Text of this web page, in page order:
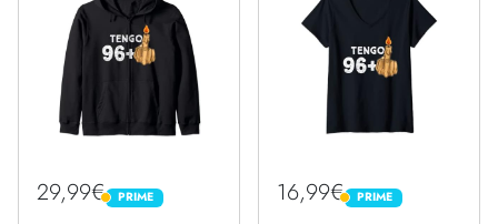
29,99€ PRIME
PRIME 16,99€ PRIME
PRIME